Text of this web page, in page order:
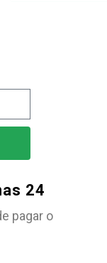
24
pagar o